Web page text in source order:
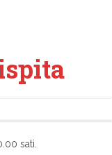
sati.